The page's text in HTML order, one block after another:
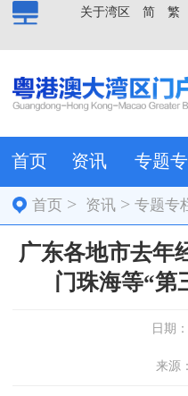
繁
简
关于湾区
首页 资讯 专题
首页 > 资讯 >专题专
广东各地市去年
门珠海等“第
日期
来源